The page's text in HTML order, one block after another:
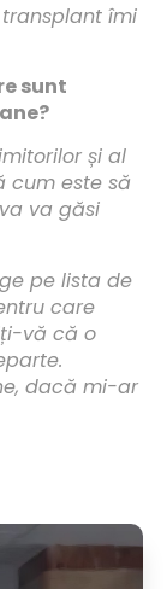
îmi
sunt
și al
cum este să
va găsi
pe lista de
care
vă că o
dacă mi-ar